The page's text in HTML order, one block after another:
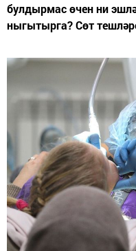
булдырмас өчен ни
ныгытырга? Сөт